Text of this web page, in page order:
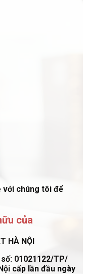
với chúng tôi để
của
HÀ NỘI
01021122/TP/
cấp lần đầu ngày